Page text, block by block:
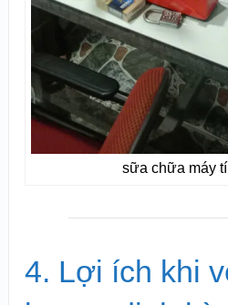
sữa chữa máy
4. Lợi ích khi